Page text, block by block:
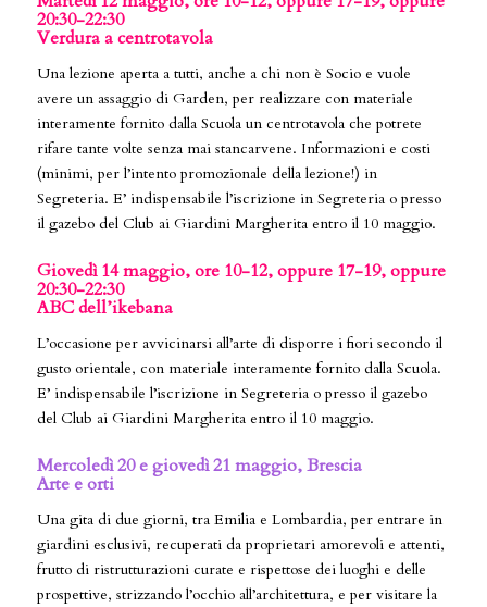
20:30-22:30
Verdura a centrotavola
Una lezione aperta a tutti, anche a chi non è Socio e vuole
avere un assaggio di Garden, per realizzare con materiale
interamente fornito dalla Scuola un centrotavola che potrete
rifare tante volte senza mai stancarvene. Informazioni e costi
(minimi, per l’intento promozionale della lezione!) in
Segreteria. E’ indispensabile l’iscrizione in Segreteria o presso
il gazebo del Club ai Giardini Margherita entro il 10 maggio.
Giovedì 14 maggio, ore 10-12, oppure 17-19, oppure
20:30-22:30
ABC dell’ikebana
L’occasione per avvicinarsi all’arte di disporre i fiori secondo il
gusto orientale, con materiale interamente fornito dalla Scuola.
E’ indispensabile l’iscrizione in Segreteria o presso il gazebo
del Club ai Giardini Margherita entro il 10 maggio.
Mercoledì 20 e giovedì 21 maggio, Brescia
Arte e orti
Una gita di due giorni, tra Emilia e Lombardia, per entrare in
giardini esclusivi, recuperati da proprietari amorevoli e attenti,
frutto di ristrutturazioni curate e rispettose dei luoghi e delle
prospettive, strizzando l’occhio all’architettura, e per visitare la